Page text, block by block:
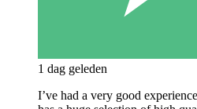
1 dag geleden
I’ve had a very good